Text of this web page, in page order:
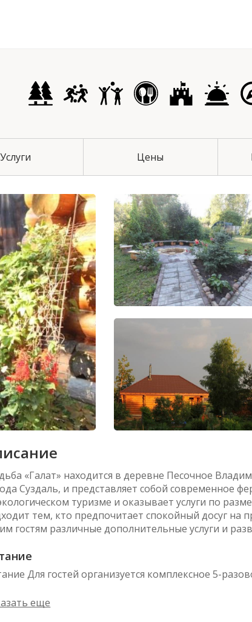
Услуги Цены
«Галат» находится в деревне Песочное
Суздаль, и представляет собой современное
туризме и оказывает услуги по
тем, кто предпочитает спокойный досуг на
гостям различные дополнительные услуги и
Для гостей организуется комплексное 5-
еще
район